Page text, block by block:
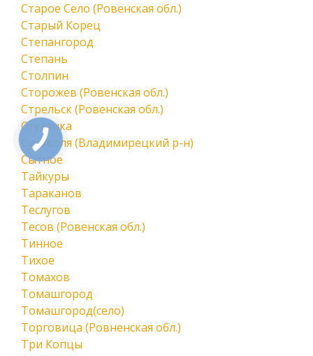
Старое Село (Ровенская обл.)
Старый Корец
Степангород
Степань
Столпин
Сторожев (Ровенская обл.)
Стрельск (Ровенская обл.)
Студянка
Суховоля (Владимирецкий р-н)
Сытное
Тайкуры
Тараканов
Теслугов
Тесов (Ровенская обл.)
Тинное
Тихое
Томахов
Томашгород
Томашгород(село)
Торговица (Ровненская обл.)
Три Копцы